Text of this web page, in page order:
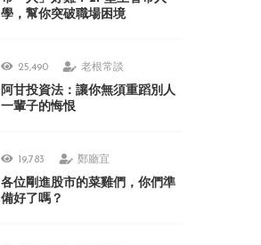
學，幫你突破職場困境
25,490 老根常談
阿甘投資法：讓你無須重蹈別人
一輩子的悔恨
19,783 鄭廳宜
各位剛進股市的菜雞們，你們準
備好了嗎？